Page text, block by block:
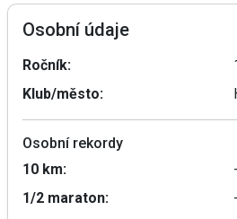
Osobní údaje
Ročník:
Klub/město:
Osobní rekordy
10 km:
-
1/2 maraton:
-